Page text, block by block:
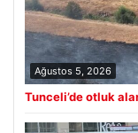
Ağustos 5, 2026
Tunceli’de otluk